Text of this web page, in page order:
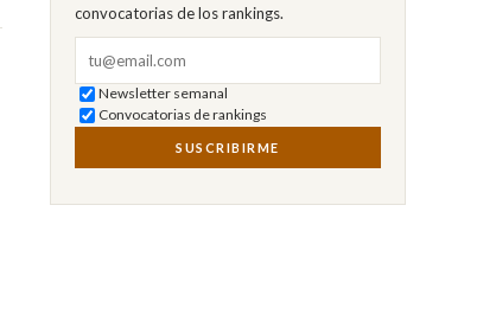
convocatorias de los rankings.
Newsletter semanal
Convocatorias de rankings
SUSCRIBIRME